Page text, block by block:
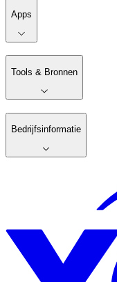
Apps
Tools & Bronnen
Bedrijfsinformatie